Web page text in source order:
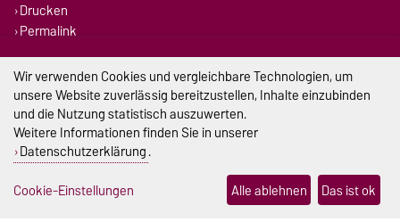
Drucken
Permalink
Impressum
Datenschutz
Cookie-Einstellungen
Wir verwenden Cookies und vergleichbare Technologien, um
unsere Website zuverlässig bereitzustellen, Inhalte einzubinden
und die Nutzung statistisch auszuwerten.
Weitere Informationen finden Sie in unserer
Datenschutzerklärung.
Cookie-Einstellungen
Alle ablehnen Das ist ok